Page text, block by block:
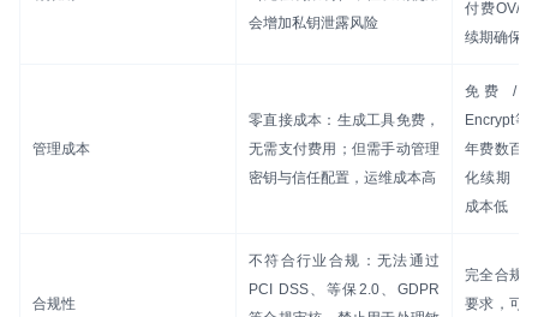
会增加私钥泄露风险
付费OV/
续期确保
管理成本
零直接成本：生成工具免费，
无需支付费用；但需手动管理
密钥与信任配置，运维成本高
免费 /
Encrypt等
年费数百 -
化续期（
成本低
合规性
不符合行业合规：无法通过
PCI DSS、等保2.0、GDPR
完全合规
要求，可